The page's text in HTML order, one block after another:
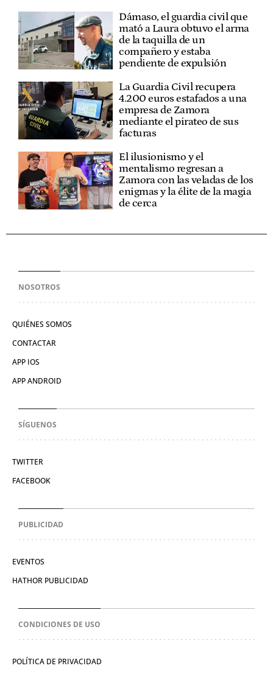
Dámaso, el guardia civil que
mató a Laura obtuvo el arma
de la taquilla de un
compañero y estaba
pendiente de expulsión
La Guardia Civil recupera
4.200 euros estafados a una
empresa de Zamora
mediante el pirateo de sus
facturas
El ilusionismo y el
mentalismo regresan a
Zamora con las veladas de los
enigmas y la élite de la magia
de cerca
NOSOTROS
QUIÉNES SOMOS
CONTACTAR
APP IOS
APP ANDROID
SÍGUENOS
TWITTER
FACEBOOK
PUBLICIDAD
EVENTOS
HATHOR PUBLICIDAD
CONDICIONES DE USO
POLÍTICA DE PRIVACIDAD